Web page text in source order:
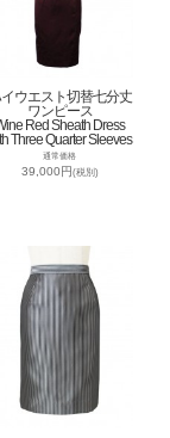
ウエスト切替七分丈
ワンピース
Red Sheath Dress
Three Quarter Sleeves
通常価格
39,000円 (税別)